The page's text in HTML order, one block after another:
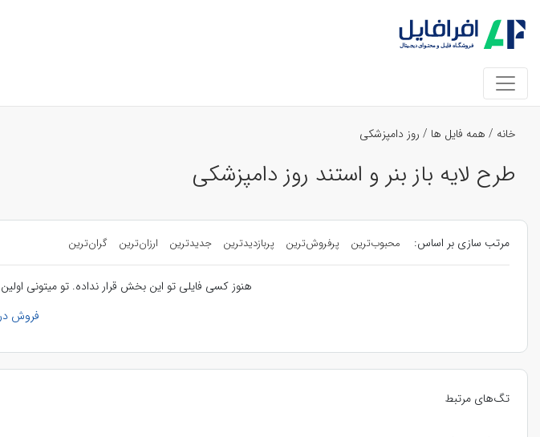
خانه / همه فایل ها / روز دامپزشکی
طرح لایه باز بنر و استند روز دامپزشکی
تگ‌های مرتبط
مرتب سازی بر اساس: محبوب‌ترین پرفروش‌ترین پربازدیدترین جدیدترین ارزان‌ترین گران‌ترین
هنوز کسی فایلی تو این بخش قرار نداده. تو میتونی
فروش در